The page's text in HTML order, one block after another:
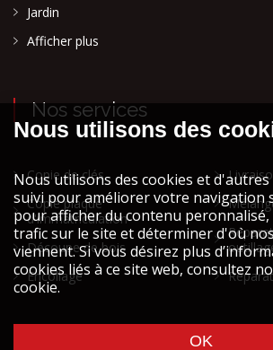
Jardin
Afficher plus
Nos services
Copie de clés
Copie plaque
d'immatriculation
Découpe de bois
Encollage